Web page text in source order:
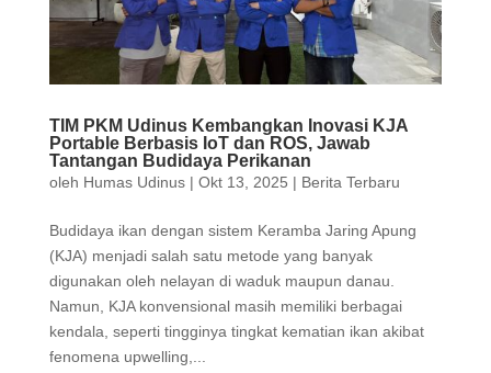
TIM PKM Udinus Kembangkan Inovasi KJA
Portable Berbasis IoT dan ROS, Jawab
Tantangan Budidaya Perikanan
oleh Humas Udinus| Okt 13, 2025 | Berita Terbaru
Budidaya ikan dengan sistem Keramba Jaring Apung
(KJA) menjadi salah satu metode yang banyak
digunakan oleh nelayan di waduk maupun danau.
Namun, KJA konvensional masih memiliki berbagai
kendala, seperti tingginya tingkat kematian ikan akibat
fenomena upwelling,...